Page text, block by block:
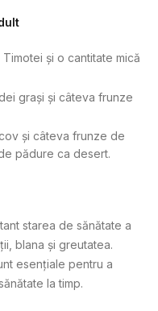
și o cantitate mică
grași și câteva frunze
și câteva frunze de
pădure ca desert.
starea de sănătate a
blana și greutatea.
esențiale pentru a
la timp.